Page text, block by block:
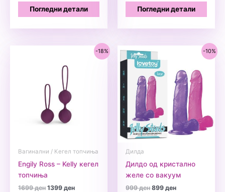
was:
8999 ден.
is:
Погледни детали
was:
1199 ден.
is:
Погледни детали
-18%
Вагинални / Кегел топчиња
Engily Ross – Kelly кегел
топчиња
1699денOriginal
1399денCurrent
-10%
Дилда
Дилдо од кристално
желе со вакуум
999денOriginal
899денCurrent